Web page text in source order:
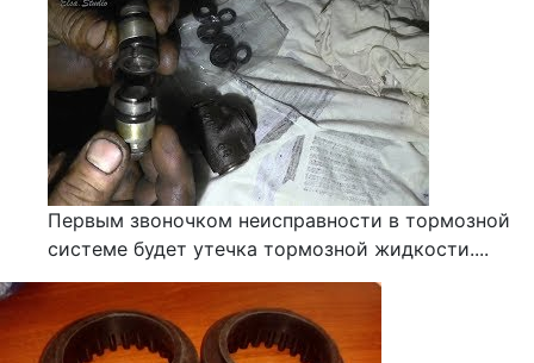
Первым звоночком неисправности в тормозной
системе будет утечка тормозной жидкости....